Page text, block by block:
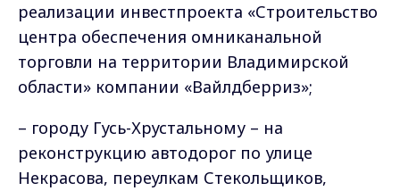
реализации инвестпроекта «Строительство
центра обеспечения омниканальной
торговли на территории Владимирской
области» компании «Вайлдберриз»;
– городу Гусь-Хрустальному – на
реконструкцию автодорог по улице
Некрасова, переулкам Стекольщиков,